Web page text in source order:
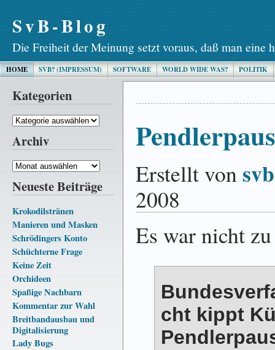
SvB-Blog
Die Freiheit der Meinung setzt voraus, daß man eine
HOME SVB? (IMPRESSUM) SOFTWARE WORLD WIDE WAS? POLITIK
Kategorien
Kategorien
Archiv
Archiv
Neueste Beiträge
Krokodilstränen
Manieren und Masken
Schrödingers Konto
Schüchterne Frage
Keine Zeit
Orchideen
Spaßige Nachbarn
Kommentar zur Wahl
Breitbandausbau und
Digitalisierung
Lady Bugs
Erstellt vonsvb
2008
Es war nicht
cht kippt